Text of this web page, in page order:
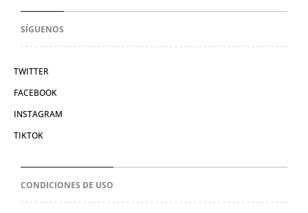
SÍGUENOS
TWITTER
FACEBOOK
INSTAGRAM
TIKTOK
CONDICIONES DE USO